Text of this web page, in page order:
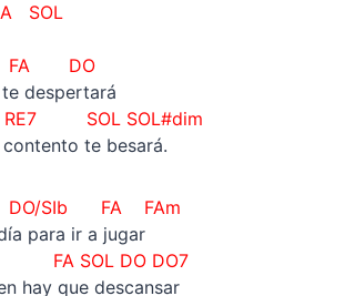
SOL
DO
despertará
SOL SOL#dim
te besará.
SIb FA FAm
para ir a jugar
SOL DO DO7
hay que descansar